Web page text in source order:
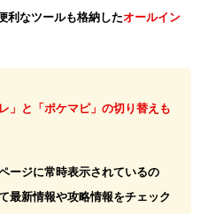
利なツールも格納したオールイン
」と「ポケマピ」の切り替えも
ージに常時表示されているの
最新情報や攻略情報をチェック